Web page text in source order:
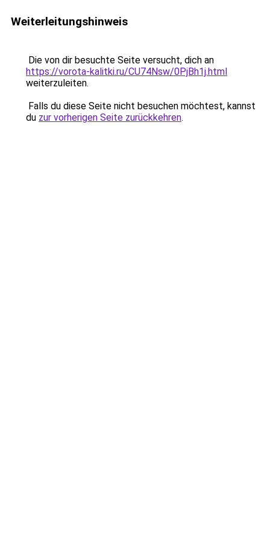
Weiterleitungshinweis
Die von dir besuchte Seite versucht, dich an
https://vorota-kalitki.ru/CU74Nsw/0PjBh1j.html
weiterzuleiten.
Falls du diese Seite nicht besuchen möchtest, kannst
du zur vorherigen Seite zurückkehren.